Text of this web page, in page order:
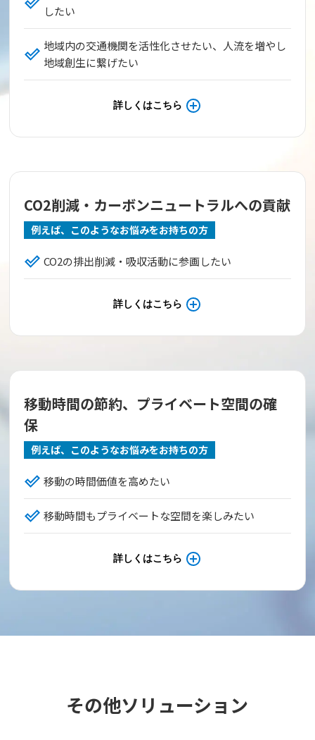
したい
地域内の交通機関を活性化させたい、人流を増やし
地域創生に繋げたい
詳しくはこちら
CO2削減・カーボンニュートラルへの貢献
例えば、このようなお悩みをお持ちの方
CO2の排出削減・吸収活動に参画したい
詳しくはこちら
移動時間の節約、プライベート空間の確
保
例えば、このようなお悩みをお持ちの方
移動の時間価値を高めたい
移動時間もプライベートな空間を楽しみたい
詳しくはこちら
その他ソリューション